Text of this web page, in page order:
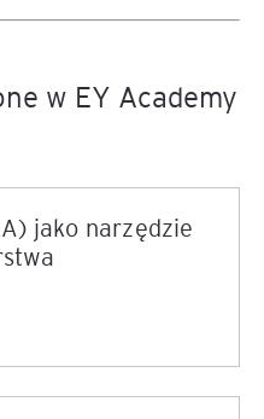
w EY Academy
jako narzędzie